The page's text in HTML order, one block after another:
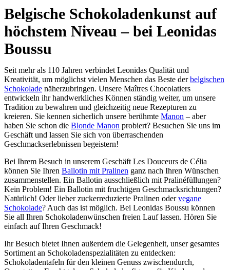
Belgische Schokoladenkunst auf
höchstem Niveau – bei Leonidas
Boussu
Seit mehr als 110 Jahren verbindet Leonidas Qualität und
Kreativität, um möglichst vielen Menschen das Beste derbelgischen
Schokolade näherzubringen. Unsere Maîtres Chocolatiers
entwickeln ihr handwerkliches Können ständig weiter, um unsere
Tradition zu bewahren und gleichzeitig neue Rezepturen zu
kreieren. Sie kennen sicherlich unsere berühmte Manon – aber
haben Sie schon die Blonde Manon probiert? Besuchen Sie uns im
Geschäft und lassen Sie sich von überraschenden
Geschmackserlebnissen begeistern!
Bei Ihrem Besuch in unserem Geschäft Les Douceurs de Célia
können Sie Ihren Ballotin mit Pralinen ganz nach Ihren Wünschen
zusammenstellen. Ein Ballotin ausschließlich mit Pralinéfüllungen?
Kein Problem! Ein Ballotin mit fruchtigen Geschmacksrichtungen?
Natürlich! Oder lieber zuckerreduzierte Pralinen odervegane
Schokolade? Auch das ist möglich. Bei Leonidas Boussu können
Sie all Ihren Schokoladenwünschen freien Lauf lassen. Hören Sie
einfach auf Ihren Geschmack!
Ihr Besuch bietet Ihnen außerdem die Gelegenheit, unser gesamtes
Sortiment an Schokoladenspezialitäten zu entdecken:
Schokoladentafeln für den kleinen Genuss zwischendurch,